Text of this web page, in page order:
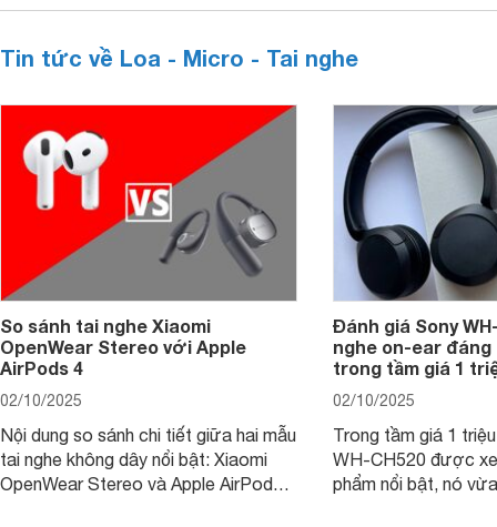
Tin tức về Loa - Micro - Tai nghe
So sánh tai nghe Xiaomi
OpenWear Stereo với Apple
AirPods 4
02/10/2025
Nội dung so sánh chi tiết giữa hai mẫu
tai nghe không dây nổi bật: Xiaomi
OpenWear Stereo và Apple AirPods 4
Đánh giá Sony
nghe on-ear đáng
trong tầm giá 1
02/10/2025
Trong tầm giá 1
WH-CH520 được
phẩm nổi bật, nó